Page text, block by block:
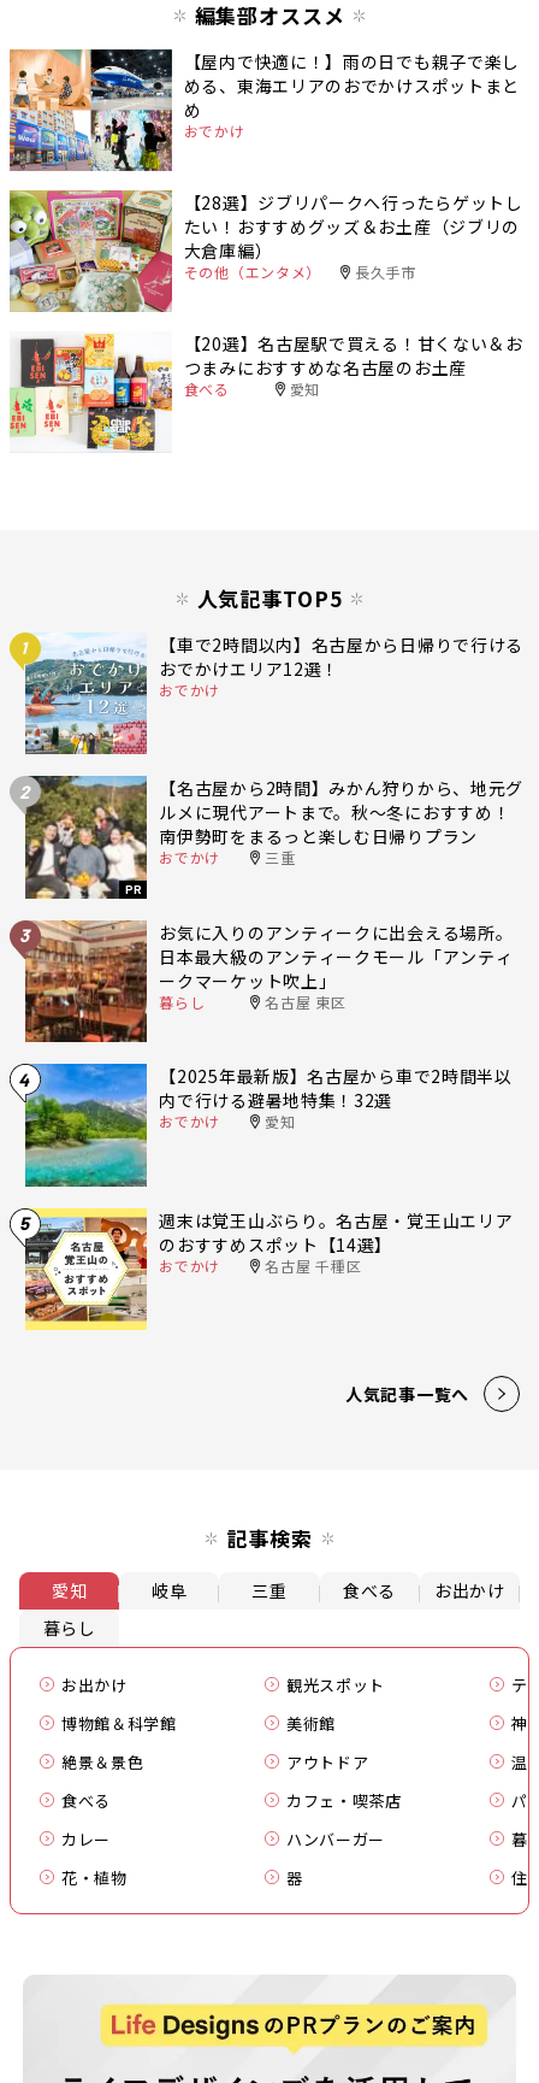
編集部オススメ
【屋内で快適に！】雨の日でも親子で楽し
める、東海エリアのおでかけスポットまと
め
おでかけ
【28選】ジブリパークへ行ったらゲットし
たい！おすすめグッズ＆お土産（ジブリの
大倉庫編）
その他（エンタメ） 長久手市
【20選】名古屋駅で買える！甘くない＆お
つまみにおすすめな名古屋のお土産
食べる 愛知
人気記事TOP5
1
【車で2時間以内】名古屋から日帰りで行ける
おでかけエリア12選！
おでかけ
2
PR
【名古屋から2時間】みかん狩りから、地元グ
ルメに現代アートまで。秋〜冬におすすめ！
南伊勢町をまるっと楽しむ日帰りプラン
おでかけ 三重
3
お気に入りのアンティークに出会える場所。
日本最大級のアンティークモール「アンティ
ークマーケット吹上」
暮らし 名古屋 東区
4
【2025年最新版】名古屋から車で2時間半以
内で行ける避暑地特集！32選
おでかけ 愛知
5
週末は覚王山ぶらり。名古屋・覚王山エリア
のおすすめスポット【14選】
おでかけ 名古屋 千種区
人気記事一覧へ
記事検索
愛知 岐阜 三重 食べる
お出かけ
暮らし
お出かけ 観光スポット
テ
博物館＆科学館
美術館
神
絶景＆景色
アウトドア
温
食べる
カフェ・喫茶店
パ
カレー
ハンバーガー
暮
花・植物
器 住